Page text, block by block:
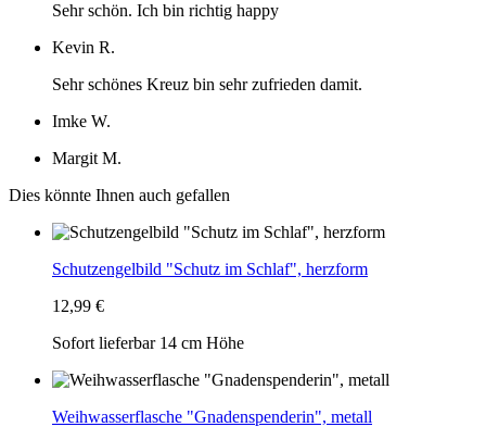
Sehr schön. Ich bin richtig happy
Kevin R.
Sehr schönes Kreuz bin sehr zufrieden damit.
Imke W.
Margit M.
Dies könnte Ihnen auch gefallen
Schutzengelbild "Schutz im Schlaf", herzform
12,99 €
Sofort lieferbar14 cm Höhe
Weihwasserflasche "Gnadenspenderin", metall